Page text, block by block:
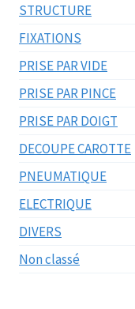
STRUCTURE
FIXATIONS
PRISE PAR VIDE
PRISE PAR PINCE
PRISE PAR DOIGT
DECOUPE CAROTTE
PNEUMATIQUE
ELECTRIQUE
DIVERS
Non classé